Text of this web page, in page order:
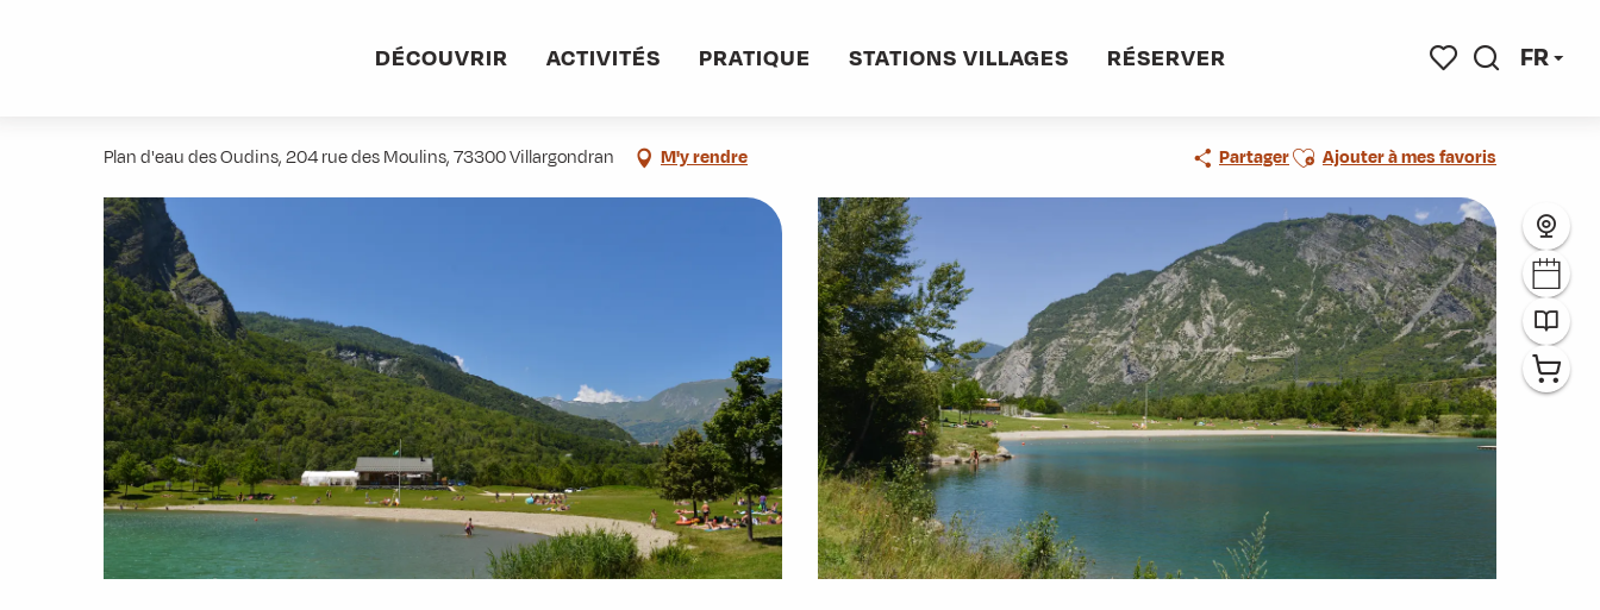
FR
DÉCOUVRIR ACTIVITÉS PRATIQUE STATIONS VILLAGES RÉSERVER
Plan d'eau des Oudins, 204 rue des Moulins, 73300 Villargondran M'y rendre PartagerAjouter aux favoris
Ajouter à mes favoris